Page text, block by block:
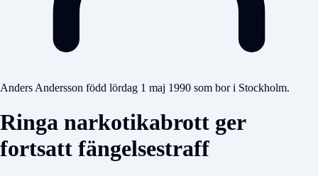
Anders Andersson född lördag 1 maj 1990 som bor i Stockholm.
Ringa narkotikabrott ger
fortsatt fängelsestraff